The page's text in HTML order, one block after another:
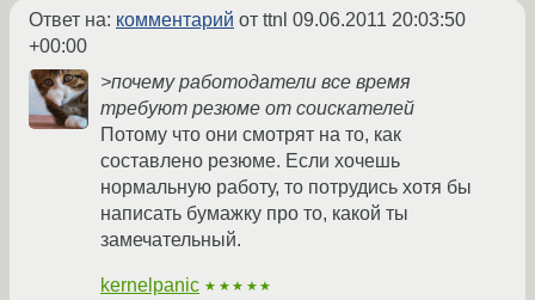
Ответ на: комментарий от ttnl 09.06.2011 20:03:50
+00:00
>почему работодатели все время
требуют резюме от соискателей
Потому что они смотрят на то, как
составлено резюме. Если хочешь
нормальную работу, то потрудись хотя бы
написать бумажку про то, какой ты
замечательный.
kernelpanic ★★★★★